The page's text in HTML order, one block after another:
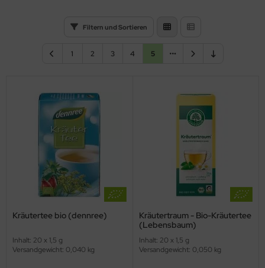
Filtern und Sortieren
1 2 3 4 5
Kräutertee bio (dennree)
Inhalt: 20 x 1,5 g
Versandgewicht: 0,040 kg
Kräutertraum - Bio-Kräutertee
(Lebensbaum)
Inhalt: 20 x 1,5 g
Versandgewicht: 0,050 kg